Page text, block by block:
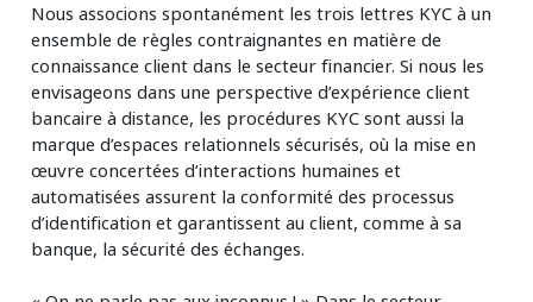
Nous associons spontanément les trois lettres KYC à un
ensemble de règles contraignantes en matière de
connaissance client dans le secteur financier. Si nous les
envisageons dans une perspective d’expérience client
bancaire à distance, les procédures KYC sont aussi la
marque d’espaces relationnels sécurisés, où la mise en
œuvre concertées d’interactions humaines et
automatisées assurent la conformité des processus
d’identification et garantissent au client, comme à sa
banque, la sécurité des échanges.